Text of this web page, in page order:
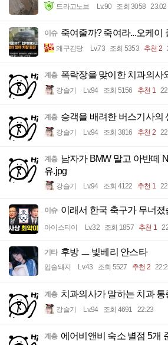
드라고노브 Lv.90 조회 3058 23:02
이슈 죽여줄까? 죽여라...오케이
왜구김당 Lv.73 조회 5353 추천 2
계층 폭락장을 맞이한 치과의사
강슬기 Lv.94 조회 5156 추천 1
계층 승객을 배려한 버스기사의
강슬기 Lv.94 조회 3816 추천 2
계층 남자가 BMW 말고 아반떼
유.jpg
강슬기 Lv.94 조회 4122 추천 1
이슈 이래서 한국 축구가 무너졌
아이스티이 Lv.32 조회 1857 추천 1
기타 후방 ㅡ 빛베리 안스타
입술돼지 Lv.43 조회 5527 추천 2
계층 치과의사가 말하는 치과 통
강슬기 Lv.94 조회 4691 22:23
계층 에어비앤비 숙소 별점 5개